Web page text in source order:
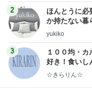
2
ほんとうに必
か持たない暮
ep Life
yukiko
3
１００均・カ
好き！食い
らりん☆のブ
☆きらりん☆